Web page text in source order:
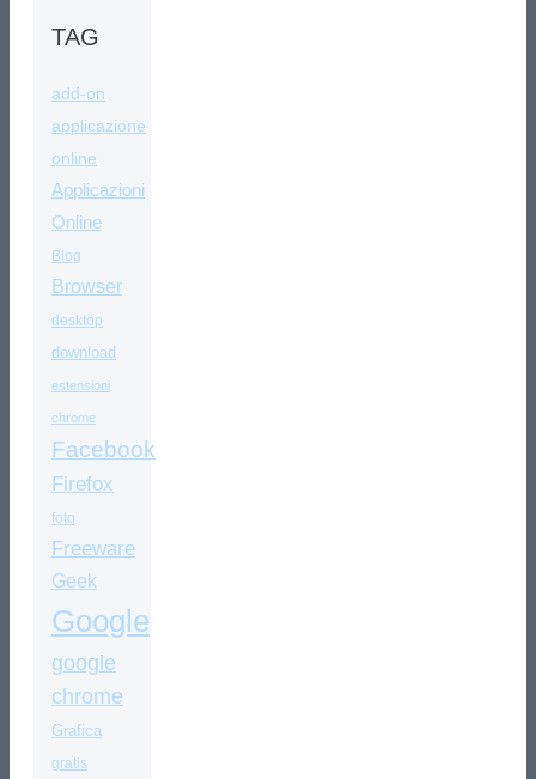
TAG
add-on
applicazione
online
Applicazioni
Online
Blog
Browser
desktop
download
estensioni
chrome
Facebook
Firefox
foto
Freeware
Geek
Google
google
chrome
Grafica
gratis